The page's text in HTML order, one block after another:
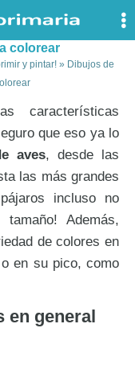
colorear
y pintar!» Dibujos de
características
que eso ya lo
aves, desde las
las más grandes
incluso no
Además,
de colores en
en su pico, como
en general